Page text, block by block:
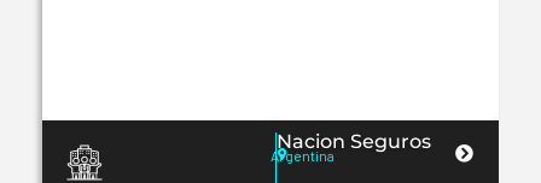
Nacion Seguros
Argentina